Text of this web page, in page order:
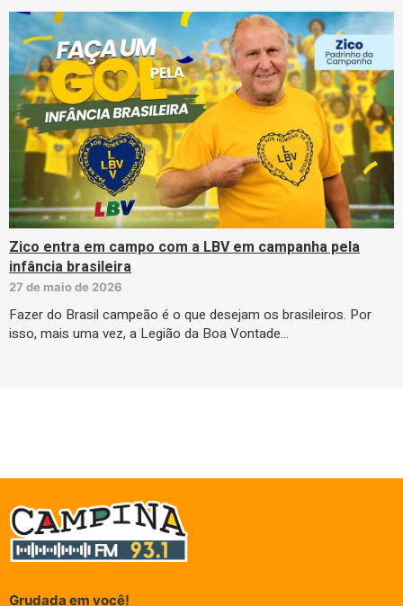
Zico entra em campo com a LBV em campanha pela
infância brasileira
27 de maio de 2026
Fazer do Brasil campeão é o que desejam os brasileiros. Por
isso, mais uma vez, a Legião da Boa Vontade…
Grudada em você!